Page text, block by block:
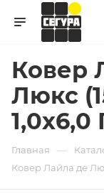
Ковер
Люкс
Главная —
Ковер Лайла де